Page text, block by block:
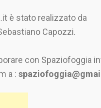
è stato realizzato da
Capozzi.
con Spaziofoggia
a :